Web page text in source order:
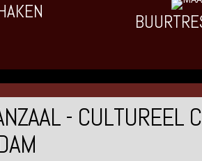
- CULTUREEL